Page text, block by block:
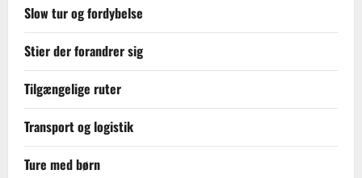
Slow tur og fordybelse
Stier der forandrer sig
Tilgængelige ruter
Transport og logistik
Ture med børn